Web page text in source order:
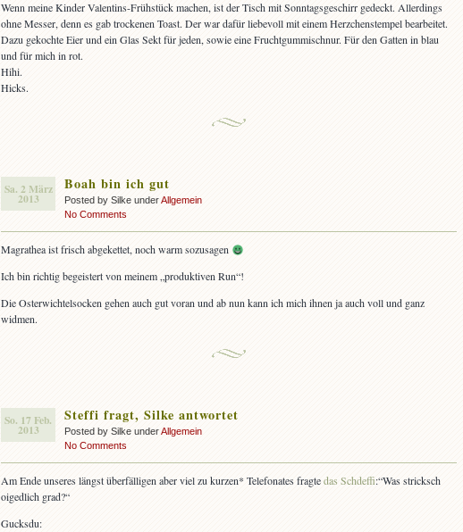
Wenn meine Kinder Valentins-Frühstück machen, ist der Tisch mit Sonntagsgeschirr gedeckt. Allerdings
ohne Messer, denn es gab trockenen Toast. Der war dafür liebevoll mit einem Herzchenstempel bearbeitet.
Dazu gekochte Eier und ein Glas Sekt für jeden, sowie eine Fruchtgummischnur. Für den Gatten in blau
und für mich in rot.
Hihi.
Hicks.
Sa. 2 März
2013
Boah bin ich gut
Posted by Silke underAllgemein
No Comments
Magrathea ist frisch abgekettet, noch warm sozusagen
Ich bin richtig begeistert von meinem „produktiven Run“!
Die Osterwichtelsocken gehen auch gut voran und ab nun kann ich mich ihnen ja auch voll und ganz
widmen.
So. 17 Feb.
2013
Steffi fragt, Silke antwortet
Posted by Silke underAllgemein
No Comments
Am Ende unseres längst überfälligen aber viel zu kurzen* Telefonates fragtedas Schdeffi:“Was stricksch
oigedlich grad?“
Gucksdu: